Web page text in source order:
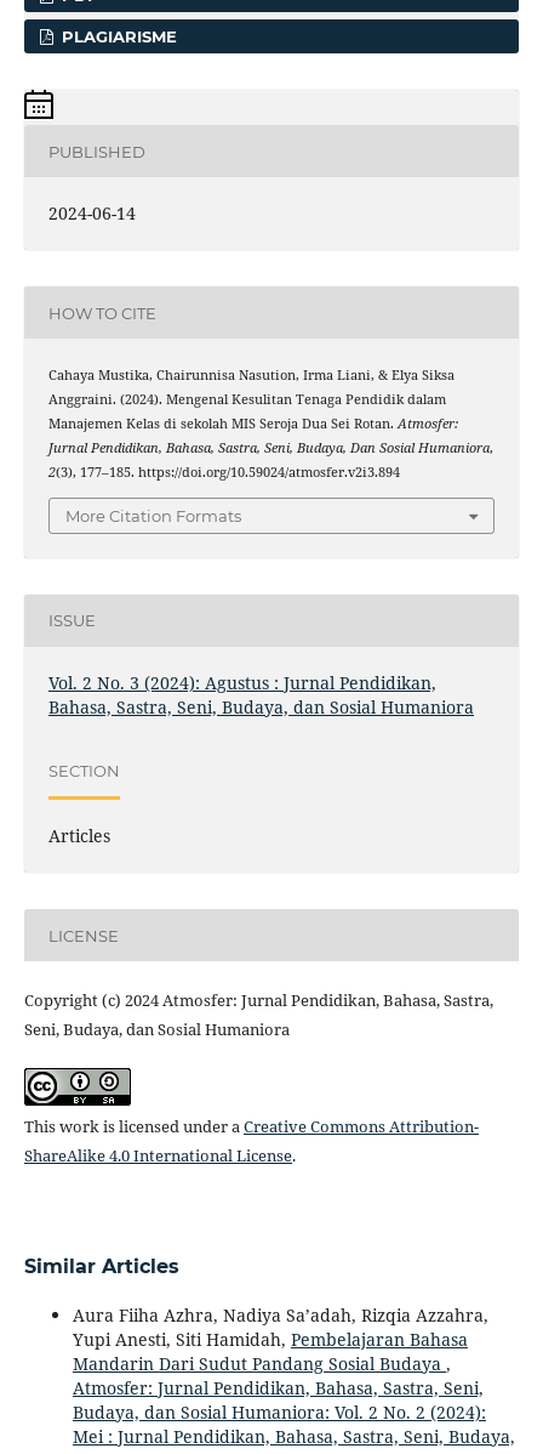
PLAGIARISME
PUBLISHED
2024-06-14
HOW TO CITE
Cahaya Mustika, Chairunnisa Nasution, Irma Liani, & Elya Siksa
Anggraini. (2024). Mengenal Kesulitan Tenaga Pendidik dalam
Manajemen Kelas di sekolah MIS Seroja Dua Sei Rotan.Atmosfer:
Jurnal Pendidikan, Bahasa, Sastra, Seni, Budaya, Dan Sosial Humaniora,
2(3), 177–185. https://doi.org/10.59024/atmosfer.v2i3.894
More Citation Formats
ISSUE
Vol. 2 No. 3 (2024): Agustus : Jurnal Pendidikan,
Bahasa, Sastra, Seni, Budaya, dan Sosial Humaniora
SECTION
Articles
LICENSE
Copyright (c) 2024 Atmosfer: Jurnal Pendidikan, Bahasa, Sastra,
Seni, Budaya, dan Sosial Humaniora
This work is licensed under aCreative Commons Attribution-
ShareAlike 4.0 International License.
Similar Articles
Aura Fiiha Azhra, Nadiya Sa’adah, Rizqia Azzahra,
Yupi Anesti, Siti Hamidah, Pembelajaran Bahasa
Mandarin Dari Sudut Pandang Sosial Budaya ,
Atmosfer: Jurnal Pendidikan, Bahasa, Sastra, Seni,
Budaya, dan Sosial Humaniora: Vol. 2 No. 2 (2024):
Mei : Jurnal Pendidikan, Bahasa, Sastra, Seni, Budaya,